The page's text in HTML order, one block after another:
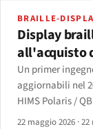
BRAILLE-
Display
all'acquisto
Un primer
aggiornabili nel
HIMS Polaris /
/ Chameleon 20
22 maggio 2026 ·22